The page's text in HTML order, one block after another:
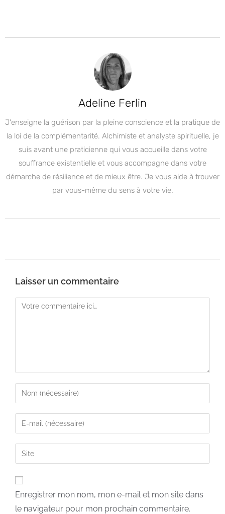
Adeline Ferlin
J'enseigne la guérison par la pleine conscience et la pratique de
la loi de la complémentarité. Alchimiste et analyste spirituelle, je
suis avant une praticienne qui vous accueille dans votre
souffrance existentielle et vous accompagne dans votre
démarche de résilience et de mieux être. Je vous aide à trouver
par vous-même du sens à votre vie.
Laisser un commentaire
Enregistrer mon nom, mon e-mail et mon site dans
le navigateur pour mon prochain commentaire.